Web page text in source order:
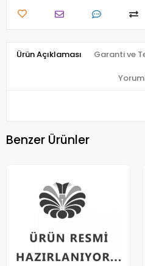
Ürün Açıklaması Garanti ve
Benzer Ürünler